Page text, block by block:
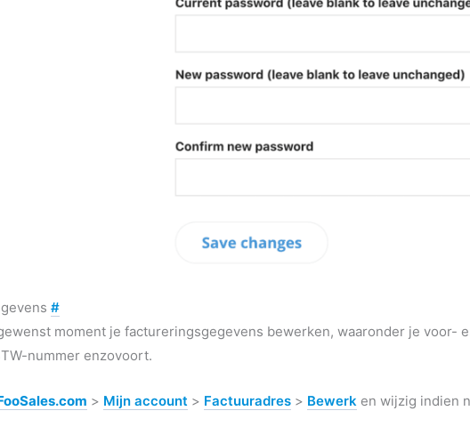
#
moment je factureringsgegevens bewerken, waaronder je voor-
nummer enzovoort.
> Mijn account > Factuuradres > Bewerk en wijzig indien